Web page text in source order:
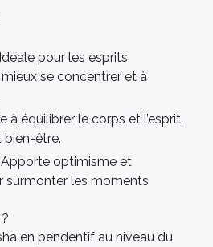
pour les esprits
se concentrer et à
à équilibrer le corps et l’esprit,
bien-être.
Apporte optimisme et
surmonter les moments
en pendentif au niveau du